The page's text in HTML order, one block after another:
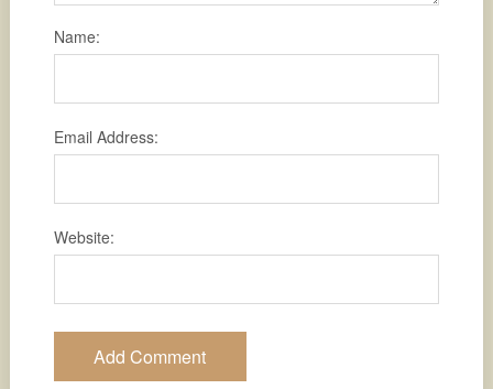
Name:
Email Address:
Website: